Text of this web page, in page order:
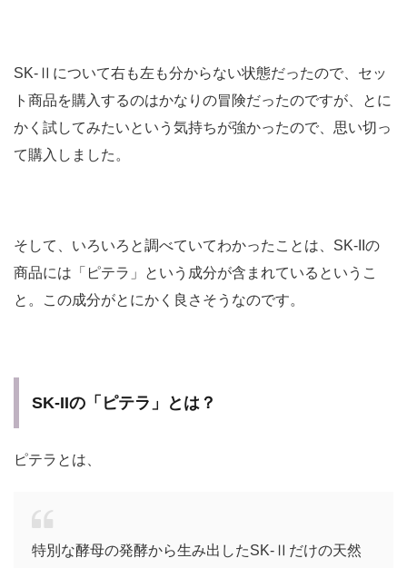
SK-Ⅱについて右も左も分からない状態だったので、セッ
ト商品を購入するのはかなりの冒険だったのですが、とに
かく試してみたいという気持ちが強かったので、思い切っ
て購入しました。
そして、いろいろと調べていてわかったことは、SK-IIの
商品には「ピテラ」という成分が含まれているというこ
と。この成分がとにかく良さそうなのです。
SK-IIの「ピテラ」とは？
ピテラとは、
特別な酵母の発酵から生み出したSK-Ⅱだけの天然